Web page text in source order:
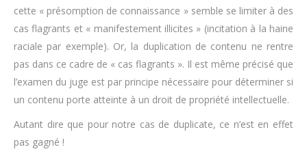
cette « présomption de connaissance » semble se limiter à des
cas flagrants et « manifestement illicites » (incitation à la haine
raciale par exemple). Or, la duplication de contenu ne rentre
pas dans ce cadre de « cas flagrants ». Il est même précisé que
l’examen du juge est par principe nécessaire pour déterminer si
un contenu porte atteinte à un droit de propriété intellectuelle.
Autant dire que pour notre cas de duplicate, ce n’est en effet
pas gagné !